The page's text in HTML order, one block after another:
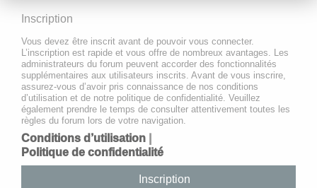
Inscription
Vous devez être inscrit avant de pouvoir vous connecter.
L’inscription est rapide et vous offre de nombreux avantages. Les
administrateurs du forum peuvent accorder des fonctionnalités
supplémentaires aux utilisateurs inscrits. Avant de vous inscrire,
assurez-vous d’avoir pris connaissance de nos conditions
d’utilisation et de notre politique de confidentialité. Veuillez
également prendre le temps de consulter attentivement toutes les
règles du forum lors de votre navigation.
Conditions d’utilisation
Politique de confidentialité
Inscription